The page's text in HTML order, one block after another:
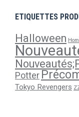
ETIQUETTES
Halloween
Potter
Tokyo Revengers